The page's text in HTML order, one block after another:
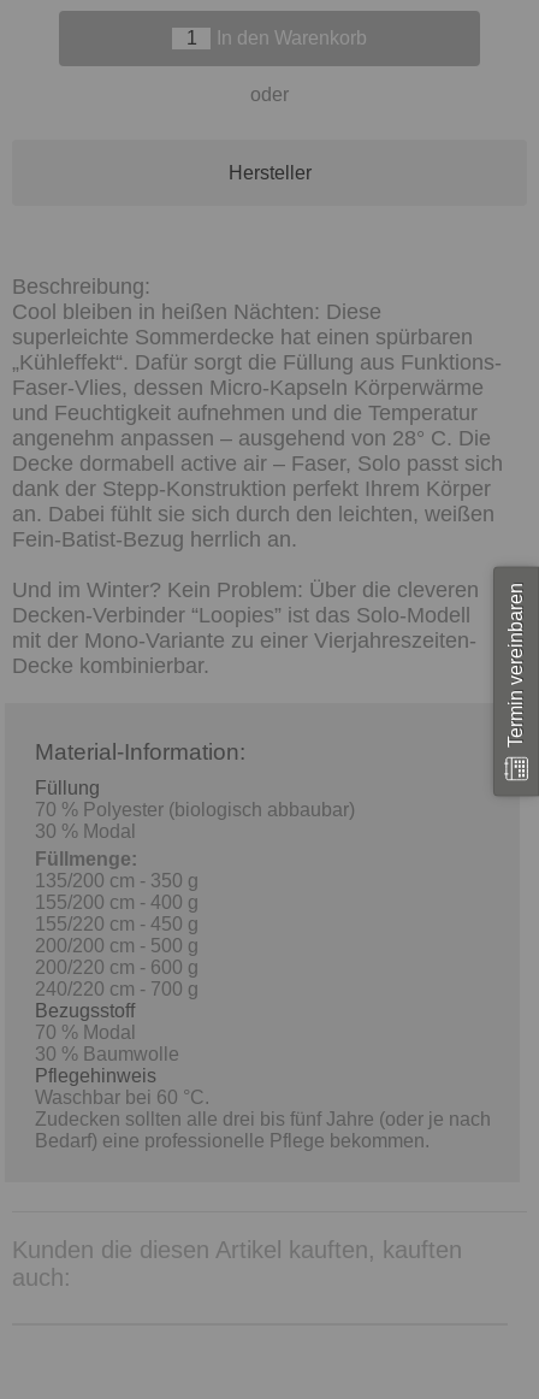
In den Warenkorb
oder
Hersteller
Cool bleiben in heißen Nächten: Diese
superleichte Sommerdecke hat einen spürbaren
„Kühleffekt“. Dafür sorgt die Füllung aus Funktions-
Faser-Vlies, dessen Micro-Kapseln Körperwärme
und Feuchtigkeit aufnehmen und die Temperatur
angenehm anpassen – ausgehend von 28° C. Die
Decke dormabell active air – Faser, Solo passt sich
dank der Stepp-Konstruktion perfekt Ihrem Körper
an. Dabei fühlt sie sich durch den leichten, weißen
Fein-Batist-Bezug herrlich an.
Und im Winter? Kein Problem: Über die cleveren
Decken-Verbinder “Loopies” ist das Solo-Modell
mit der Mono-Variante zu einer Vierjahreszeiten-
Decke kombinierbar.
Material-Information:
Füllung
70 % Polyester (biologisch abbaubar)
30 % Modal
Füllmenge:
135/200 cm - 350 g
155/200 cm - 400 g
155/220 cm - 450 g
200/200 cm - 500 g
200/220 cm - 600 g
240/220 cm - 700 g
Bezugsstoff
70 % Modal
30 % Baumwolle
Pflegehinweis
Waschbar bei 60 °C.
Zudecken sollten alle drei bis fünf Jahre (oder je nach
Bedarf) eine professionelle Pflege bekommen.
Kunden die diesen Artikel kauften, kauften
auch:
Termin vereinbaren